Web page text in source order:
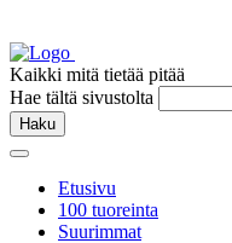
Kaikki mitä tietää pitää
Hae tältä sivustolta
Haku
Etusivu
100 tuoreinta
Suurimmat